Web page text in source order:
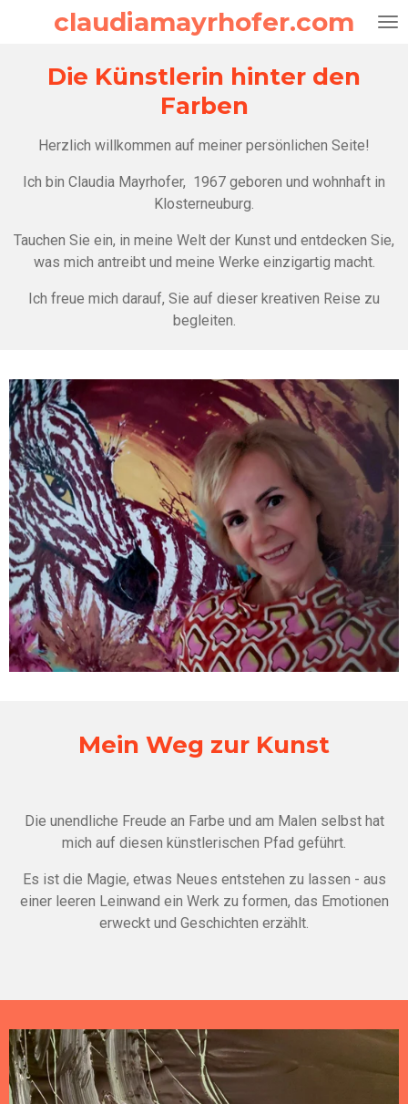
claudiamayrhofer.com
Die Künstlerin hinter den
Farben
Herzlich willkommen auf meiner persönlichen Seite!
Ich bin Claudia Mayrhofer, 1967 geboren und wohnhaft in
Klosterneuburg.
Tauchen Sie ein, in meine Welt der Kunst und entdecken Sie,
was mich antreibt und meine Werke einzigartig macht.
Ich freue mich darauf, Sie auf dieser kreativen Reise zu
begleiten.
Mein Weg zur Kunst
Die unendliche Freude an Farbe und am Malen selbst hat
mich auf diesen künstlerischen Pfad geführt.
Es ist die Magie, etwas Neues entstehen zu lassen - aus
einer leeren Leinwand ein Werk zu formen, das Emotionen
erweckt und Geschichten erzählt.